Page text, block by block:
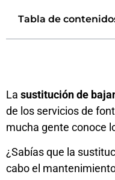
Tabla de
La sustitución de
de los servicios de
mucha gente conoce
¿Sabías que la
cabo el